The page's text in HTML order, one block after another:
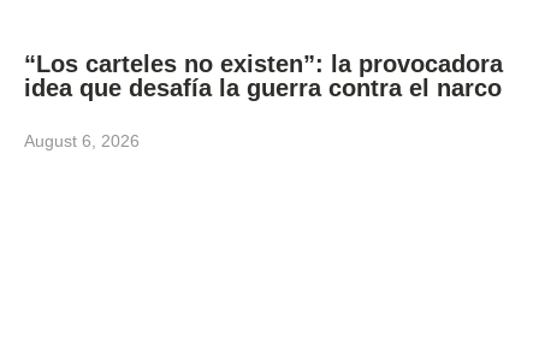
“Los carteles no existen”: la provocadora
idea que desafía la guerra contra el narco
August 6, 2026